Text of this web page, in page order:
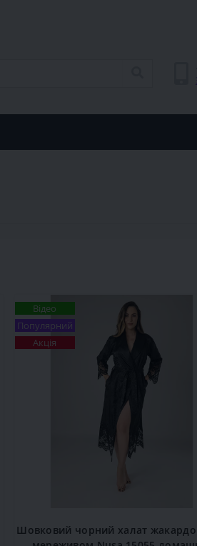
Відео
Популярний
Акція
Шовковий чорний халат